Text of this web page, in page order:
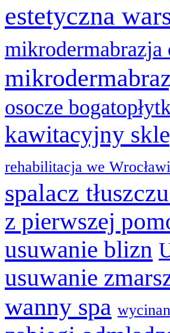
estetyczna
mikrodermabrazja
osocze
kawitacyjny
rehabilitacja we
spalacz
z pierwszej
usuwanie blizn
usuwanie
wanny spa